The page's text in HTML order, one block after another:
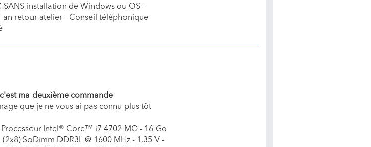
SANS installation de Windows ou OS -
an retour atelier - Conseil téléphonique
ma deuxième commande
que je ne vous ai pas connu plus tôt
Processeur Intel® Core™ i7 4702 MQ - 16 Go
SoDimm DDR3L @ 1600 MHz - 1.35 V -